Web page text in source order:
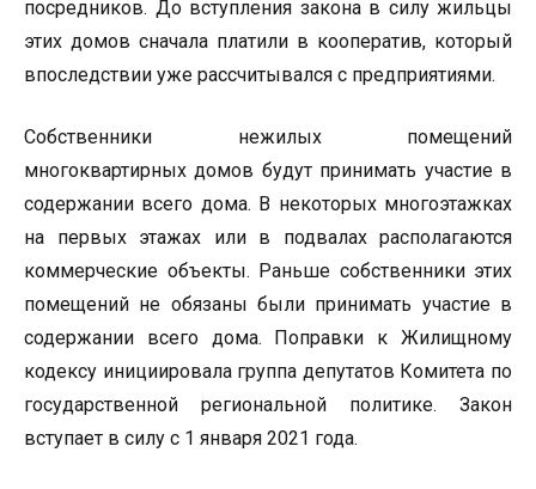
посредников. До вступления закона в силу жильцы
этих домов сначала платили в кооператив, который
впоследствии уже рассчитывался с предприятиями.
Собственники нежилых помещений
многоквартирных домов будут принимать участие в
содержании всего дома. В некоторых многоэтажках
на первых этажах или в подвалах располагаются
коммерческие объекты. Раньше собственники этих
помещений не обязаны были принимать участие в
содержании всего дома. Поправки к Жилищному
кодексу инициировала группа депутатов Комитета по
государственной региональной политике. Закон
вступает в силу с 1 января 2021 года.